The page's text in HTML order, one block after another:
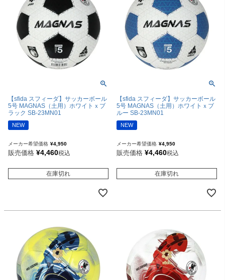
【sfida スフィーダ】サッカーボール
5号 MAGNAS（土用）ホワイトｘブ
ラック SB-23MN01
NEW
メーカー希望価格 ¥4,950
販売価格 ¥4,460税込
在庫切れ
【sfida スフィーダ】サッカーボール
5号 MAGNAS（土用）ホワイトｘブ
ルー SB-23MN01
NEW
メーカー希望価格 ¥4,950
販売価格 ¥4,460税込
在庫切れ